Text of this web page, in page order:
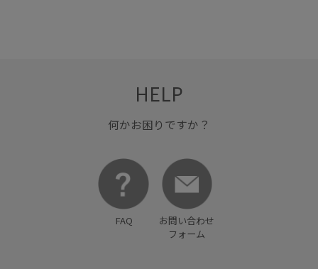
HELP
何かお困りですか？
FAQ
お問い合わせ
フォーム